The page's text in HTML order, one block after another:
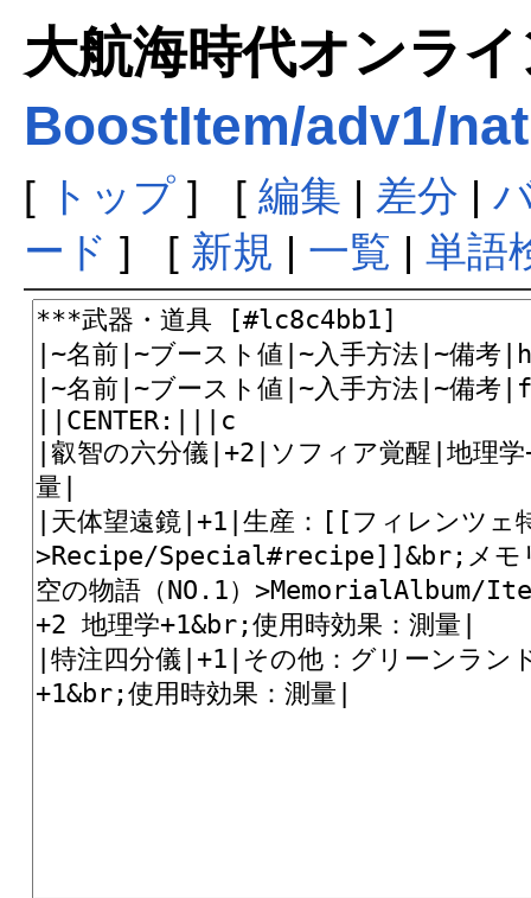
大航海時代オンラ
BoostItem/adv1/
[ トップ] [ 編集 | 差分 |
ード ] [ 新規 | 一覧 | 単語